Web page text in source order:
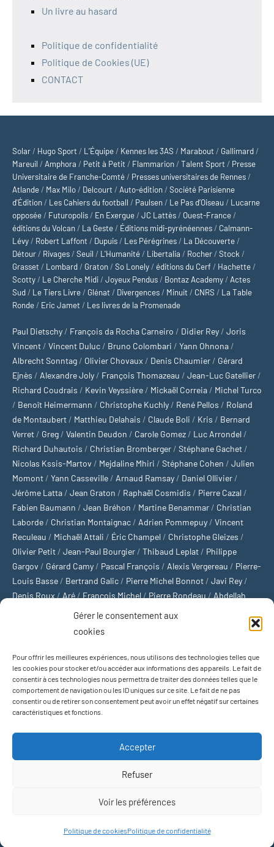
Gérer le consentement aux
cookies
Pour offrir les meilleures expériences, nous utilisons des technologies telles que
les cookies pour stocker et/ou accéder aux informations des appareils. Le fait de
consentir à ces technologies nous permettra de traiter des données telles que le
comportement de navigation ou les ID uniques sur ce site. Le fait de ne pas
consentir ou de retirer son consentement peut avoir un effet négatif sur certaines
caractéristiques et fonctions.
Accepter
Refuser
Voir les préférences
Politique de cookiesPolitique de confidentialité
Un livre au hasard
Politique de confidentialité
Politique de Cookies (UE)
CONTACT
Solar / Hugo Sport / L’Équipe / Kennes les 3AS / Marabout / Gallimard /
Mareuil / Amphora / Petit à Petit / Flammarion /Talent Sport / Presse
Universitaire de Franche-Comté / Presses universitaires de Rennes /
Atlande / Max Milo / Delcourt / Auto-édition /Société Parisienne
d'Édition / Les Cahiers du football / Paulsen / Le Pas d’Oiseau / Lucarne
opposée / Futuropolis / En Exergue /JC Lattès / Ouest-France /
éditions du Volcan / La Geste / Éditions midi-pyrénéennes / Calmann-
Lévy / Robert Laffont / Dupuis / Les Pérégrines / La Découverte /
Détour / Rivages /Seuil / L'Humanité / Libertalia / Rocher /Stock /
Grasset / Lombard / Graton /So Lonely /éditions du Cerf / Hachette /
Scotty / Le Cherche Midi /Joyeux Pendus / Bontaz Academy / Actes
Sud / Le Tiers Livre / Glénat / Divergences / Minuit / CNRS / La Table
Ronde / Eric Jamet / Les livres de la Promenade
Paul Dietschy / François da Rocha Carneiro / Didier Rey / Joris
Vincent / Vincent Duluc / Bruno Colombari / Yann Ohnona /
Albrecht Sonntag / Olivier Chovaux / Denis Chaumier / Gérard
Ejnès / Alexandre Joly / François Thomazeau / Jean-Luc Gatellier /
Richard Coudrais / Kevin Veyssière / Mickaël Correia / Michel Turco
/ Benoît Heimermann / Christophe Kuchly / René Pellos / Roland
de Montaubert / Matthieu Delahais / Claude Boli / Kris / Bernard
Verret / Greg / Valentin Deudon / Carole Gomez / Luc Arrondel /
Richard Duhautois / Christian Bromberger / Stéphane Gachet /
Nicolas Kssis-Martov / Mejdaline Mhiri / Stéphane Cohen / Julien
Momont / Yann Casseville / Arnaud Ramsay / Daniel Ollivier /
Jérôme Latta / Jean Graton / Raphaël Cosmidis / Pierre Cazal /
Fabien Baumann / Jean Bréhon / Martine Benammar / Christian
Laborde / Christian Montaignac / Adrien Pommepuy / Vincent
Reculeau / Michaël Attali / Éric Champel / Christophe Gleizes /
Olivier Petit / Jean-Paul Bourgier / Thibaud Leplat / Philippe
Gargov / Gérard Camy / Pascal François / Alexis Vergereau / Pierre-
Louis Basse / Bertrand Galic / Pierre Michel Bonnot / Javi Rey /
Denis Roux / Aré / François Michel / Pierre Rondeau / Abdellah
Michaël Delépine
Football/ Cyclisme/Tous les sports/Jeux olympiques/Rugby/
Basket-ball/Sports US/Boxe/Tennis/Bateaux/Formule 1/
Moto/Natation/Sports d'hiver/Marathon/Trail/Automobile
Baseball/Golf/Athlétisme
Football gaélique
Sports de combat
Thème WordPress : Occasio par ThemeZee.